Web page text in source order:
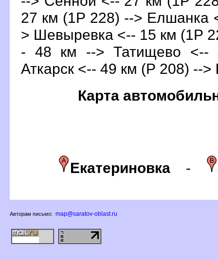
27 км (1Р 228) --> Елшанка
> Шевыревка <-- 15 км (1Р
- 48 км --> Татищево
Аткарск <-- 49 км (Р 208) -->
Карта
Екатериновка-
Авторам письмо: map@saratov-oblast.ru